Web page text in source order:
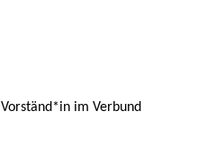
im Verbund